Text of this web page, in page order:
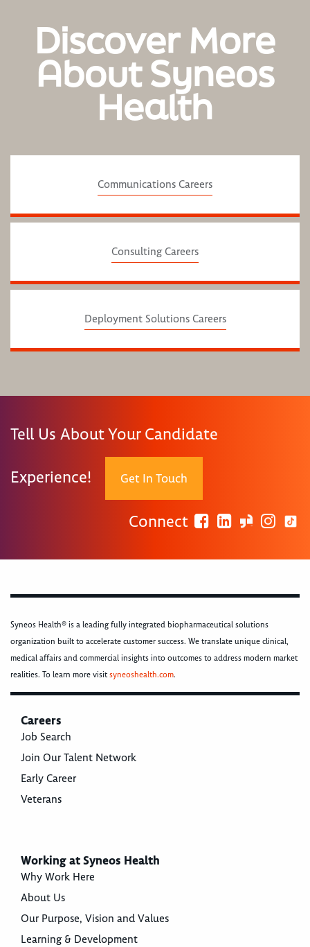
Discover More
About Syneos
Health
Communications Careers
Consulting Careers
Deployment Solutions Careers
Tell Us About Your Candidate
Experience! Get In Touch
Connect
Syneos Health® is a leading fully integrated biopharmaceutical solutions
organization built to accelerate customer success. We translate unique clinical,
medical affairs and commercial insights into outcomes to address modern market
realities. To learn more visitsyneoshealth.com.
Careers
Job Search
Join Our Talent Network
Early Career
Veterans
Working at Syneos Health
Why Work Here
About Us
Our Purpose, Vision and Values
Learning & Development